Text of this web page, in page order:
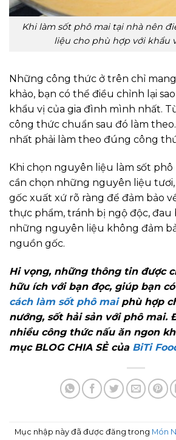
Khi làm sốt phô mai tại nhà nên
liệu cho phù hợp với khẩu
Những công thức ở trên chỉ
khảo, bạn có thể điều chỉnh lại
khẩu vị của gia đình mình nhất.
công thức chuẩn sau đó làm
nhất phải làm theo đúng công
Khi chọn nguyên liệu làm sốt phô
cần chọn những nguyên liệu
gốc xuất xứ rõ ràng để đảm bảo
thực phẩm, tránh bị ngộ độc, đau
những nguyên liệu không đảm
nguồn gốc.
Hi vọng, những thông tin được
hữu ích với bạn đọc, giúp bạn
cách làm sốt phô maiphù hợp
nướng, sốt hải sản với phô mai.
nhiều công thức nấu ăn ngon
mục BLOG CHIA SẺ của BiTi
Mục nhập này đã được đăng trong Món